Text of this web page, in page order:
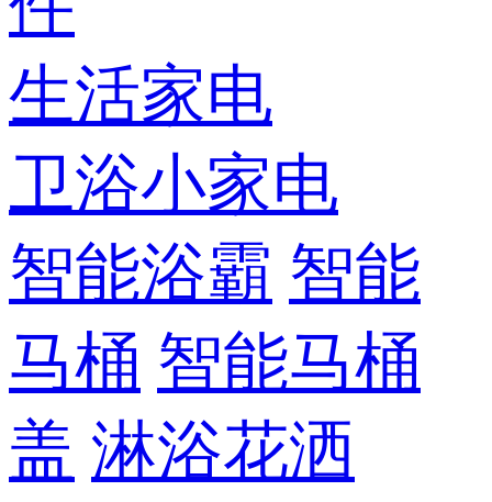
生活家电
卫浴小家电
智能浴霸 智能
马桶 智能马桶
盖 淋浴花洒